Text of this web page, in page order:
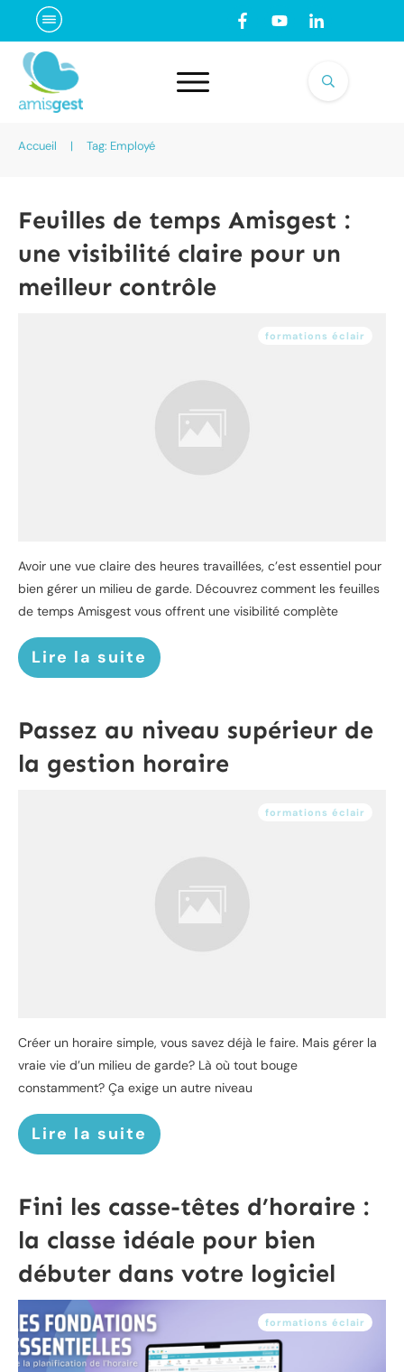
Accueil | Tag: Employé
Feuilles de temps Amisgest :
une visibilité claire pour un
meilleur contrôle
formations éclair
Avoir une vue claire des heures travaillées, c’est essentiel pour
bien gérer un milieu de garde. Découvrez comment les feuilles
de temps Amisgest vous offrent une visibilité complète
Lire la suite
Passez au niveau supérieur de
la gestion horaire
formations éclair
Créer un horaire simple, vous savez déjà le faire. Mais gérer la
vraie vie d’un milieu de garde? Là où tout bouge
constamment? Ça exige un autre niveau
Lire la suite
Fini les casse-têtes d’horaire :
la classe idéale pour bien
débuter dans votre logiciel
formations éclair